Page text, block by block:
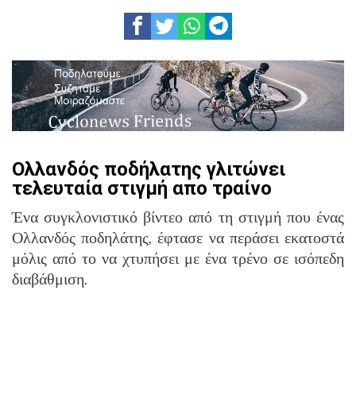
Ολλανδός ποδήλατης γλιτώνει
τελευταία στιγμή απο τραίνο
Ένα συγκλονιστικό βίντεο από τη στιγμή που ένας
Ολλανδός ποδηλάτης, έφτασε να περάσει εκατοστά
μόλις από το να χτυπήσει με ένα τρένο σε ισόπεδη
διαβάθμιση.